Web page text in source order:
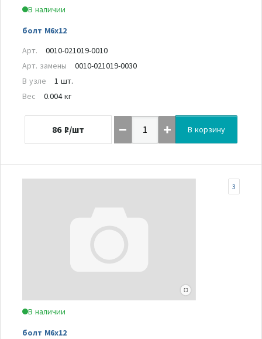
В наличии
болт M6х12
Арт.
0010-021019-0010
Арт. замены
0010-021019-0030
В узле
1 шт.
Вес
0.004 кг
86 ₽/шт В корзину
В наличии
болт М6х12
3